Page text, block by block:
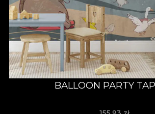
BALLOON PARTY